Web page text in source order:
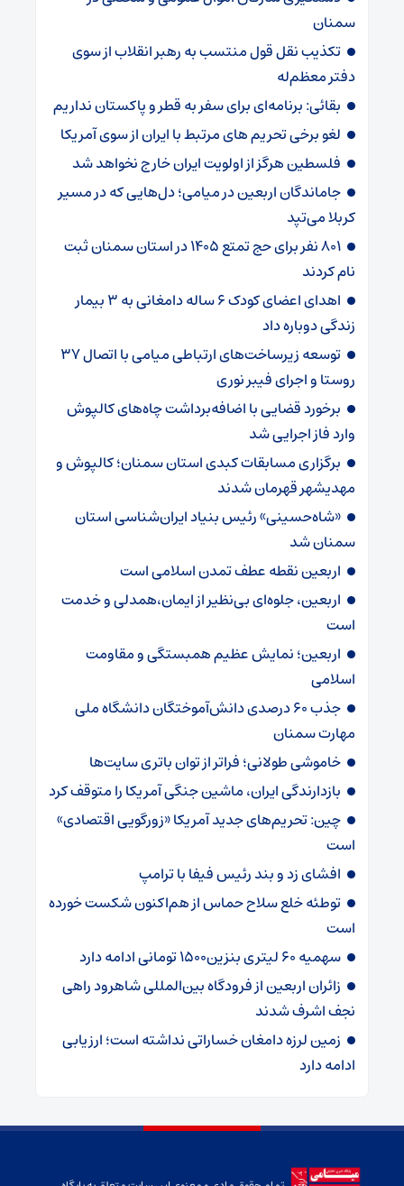
سمنان
تکذیب نقل قول منتسب به رهبر انقلاب از سوی
دفتر معظم‌له
بقائی: برنامه‌ای برای سفر به قطر و پاکستان نداریم
لغو برخی تحریم های مرتبط با ایران از سوی آمریکا
فلسطین هرگز از اولویت ایران خارج نخواهد شد
جاماندگان اربعین در میامی؛ دل‌هایی که در مسیر
کربلا می‌تپد
۸۰۱ نفر برای حج تمتع ۱۴۰۵ در استان سمنان ثبت
نام کردند
اهدای اعضای کودک ۶ ساله دامغانی به ۳ بیمار
زندگی دوباره داد
توسعه زیرساخت‌های ارتباطی میامی با اتصال ۳۷
روستا و اجرای فیبر نوری
برخورد قضایی با اضافه‌برداشت چاه‌های کالپوش
وارد فاز اجرایی شد
برگزاری مسابقات کبدی استان سمنان؛ کالپوش و
مهدیشهر قهرمان شدند
«شاه‌حسینی» رئیس بنیاد ایران‌شناسی استان
سمنان شد
اربعین نقطه عطف تمدن اسلامی است
اربعین، جلوه‌ای بی‌نظیر از ایمان،همدلی و خدمت
است
اربعین؛ نمایش عظیم همبستگی و مقاومت
اسلامی
جذب ۶۰ درصدی دانش‌آموختگان دانشگاه ملی
مهارت سمنان
خاموشی طولانی؛ فراتر از توان باتری سایت‌ها
بازدارندگی ایران، ماشین جنگی آمریکا را متوقف کرد
چین: تحریم‌های جدید آمریکا «زورگویی اقتصادی»
است
افشای زد و بند رئیس فیفا با ترامپ
توطئه خلع سلاح حماس از هم‌اکنون شکست خورده
است
سهمیه ۶۰ لیتری بنزین۱۵۰۰ تومانی ادامه دارد
زائران اربعین از فرودگاه بین‌المللی شاهرود راهی
نجف اشرف شدند
زمین لرزه دامغان خساراتی نداشته است؛ ارزیابی
ادامه دارد